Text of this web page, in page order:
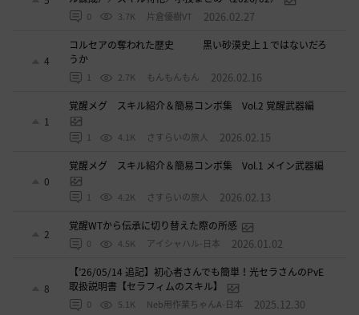
0 3.7K 片倉優樹VT 2026.02.27
4
コルセアの奪われた歴史 黒い砂漠史上１ではないだろ
うか
1 2.7K もんもんもん 2026.02.16
1
覚醒メグ スキル紹介＆簡易コンボ集 Vol.2 覚醒武器編
1 4.1K さすらいの旅人 2026.02.15
0
覚醒メグ スキル紹介＆簡易コンボ集 Vol.1 メイン武器編
1 4.2K さすらいの旅人 2026.02.13
2
覚醒WTから伝承に切り替えた際の所感
0 4.5K アイシャハル-日本 2026.01.02
8
【’26/05/14 追記】初心者さんでも簡単！光セラさんのPvE
取扱説明書【セラフィムのスキル】
0 5.1K Neb用作業ちゃんA-日本 2025.12.30